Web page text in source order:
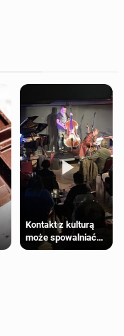
Kontakt z kulturą
może spowalniać
starzenie